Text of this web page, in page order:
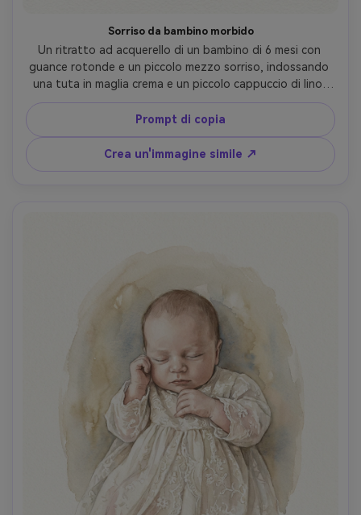
Sorriso da bambino morbido
Un ritratto ad acquerello di un bambino di 6 mesi con
guance rotonde e un piccolo mezzo sorriso, indossando
una tuta in maglia crema e un piccolo cappuccio di lino,
seduto su una trapunta in un semplice asilo con una culla
di legno sullo sfondo, delicata tavolozza pastello, bordi
morbidi, sottili fiori di pigmento, texture di carta pressata
a freddo, composizione centrata, umore sentimentale
calmo, preservare la somiglianza del bambino e le
Prompt di copia
Crea un'immagine simile ↗